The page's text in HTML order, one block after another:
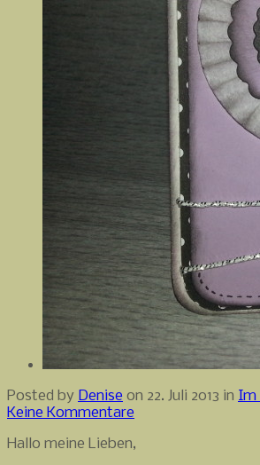
Posted by Denise on 22. Juli 2013 in Im
Keine Kommentare
Hallo meine Lieben,